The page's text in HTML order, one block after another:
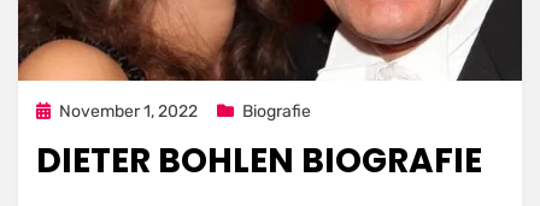
PostedNovember 1, 2022 Biografie
DIETER BOHLEN BIOGRAFIE